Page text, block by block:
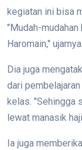
kegiatan ini bisa
"Mudah-
Haromain," ujarnya.
Dia juga
dari
kelas. "Sehingga
lewat manasik
Ia juga